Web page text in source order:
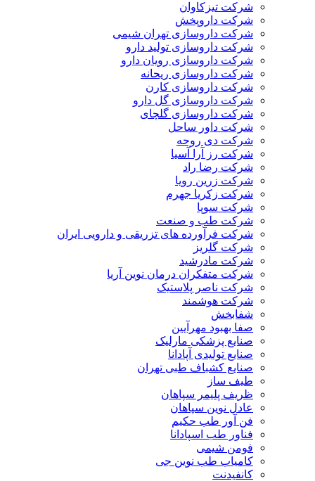
شرکت تیزکاوان
شرکت داروپخش
شرکت داروسازی تهران شیمی
شرکت داروسازی تولید دارو
شرکت داروسازی رویان دارو
شرکت داروسازی ریحانه
شرکت داروسازی کارن
شرکت داروسازی گل دارو
شرکت داروسازی گلچای
شرکت داور ساحل
شرکت دی روحه
شرکت رز آرا آسیا
شرکت رضا راد
شرکت زرین رویا
شرکت زکریا جهرم
شرکت سوپا
شرکت طب و صنعت
شرکت فرآورده های تزریقی و دارویی ایران
شرکت گلریز
شرکت مادرشید
شرکت متفکران درمان نوین آریا
شرکت ناصر پلاستیک
شرکت هوشمند
شفابخش
صفا بهبود مهرآیین
صنایع پزشکی مارلیک
صنایع تولیدی آپادانا
صنایع کشباف طبی تهران
طیف ساز
ظریف پلیمر سپاهان
عادل نوین سپاهان
فن آور طب حکیم
فناور طب اسپادانا
فومن شیمی
کامیاب طب نوین جی
کانفیدنت